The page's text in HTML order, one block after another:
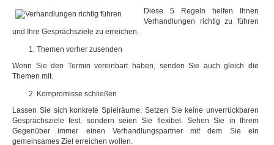
Diese 5 Regeln helfen Ihnen
Verhandlungen richtig zu führen
und Ihre Gesprächsziele zu erreichen.
Themen vorher zusenden
Wenn Sie den Termin vereinbart haben, senden Sie auch gleich die
Themen mit.
Kompromisse schließen
Lassen Sie sich konkrete Spielräume. Setzen Sie keine unverrückbaren
Gesprächsziele fest, sondern seien Sie flexibel. Sehen Sie in Ihrem
Gegenüber immer einen Verhandlungspartner mit dem Sie ein
gemeinsames Ziel erreichen wollen.